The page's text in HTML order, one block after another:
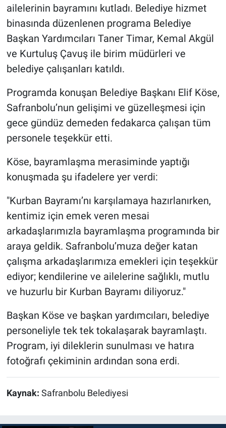
ailelerinin bayramını kutladı. Belediye hizmet
binasında düzenlenen programa Belediye
Başkan Yardımcıları Taner Timar, Kemal Akgül
ve Kurtuluş Çavuş ile birim müdürleri ve
belediye çalışanları katıldı.
Programda konuşan Belediye Başkanı Elif Köse,
Safranbolu’nun gelişimi ve güzelleşmesi için
gece gündüz demeden fedakarca çalışan tüm
personele teşekkür etti.
Köse, bayramlaşma merasiminde yaptığı
konuşmada şu ifadelere yer verdi:
"Kurban Bayramı’nı karşılamaya hazırlanırken,
kentimiz için emek veren mesai
arkadaşlarımızla bayramlaşma programında bir
araya geldik. Safranbolu’muza değer katan
çalışma arkadaşlarımıza emekleri için teşekkür
ediyor; kendilerine ve ailelerine sağlıklı, mutlu
ve huzurlu bir Kurban Bayramı diliyoruz."
Başkan Köse ve başkan yardımcıları, belediye
personeliyle tek tek tokalaşarak bayramlaştı.
Program, iyi dileklerin sunulması ve hatıra
fotoğrafı çekiminin ardından sona erdi.
Kaynak: Safranbolu Belediyesi